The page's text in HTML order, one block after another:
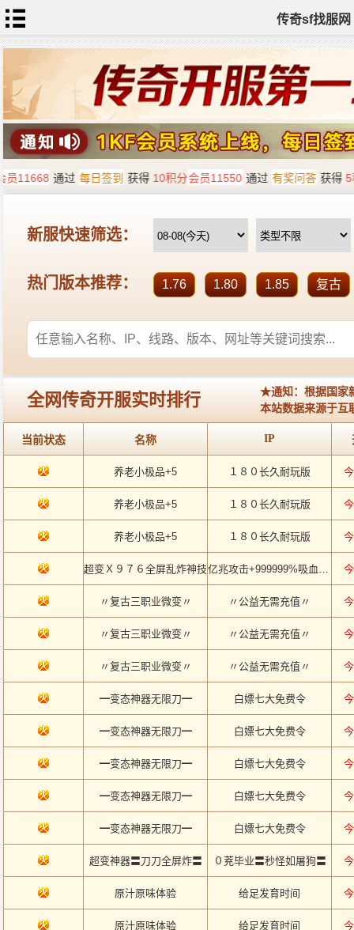
传奇sf找服网
首
页
传
奇
私
服
新
开
传
奇
热
血
传
奇
sf
找
服
发
布
全
站
标
签